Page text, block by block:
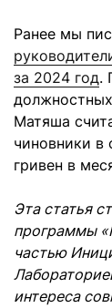
Ранее мы
за 2024 год.
Матяша
чиновники в
гривен в
Эта статья
программы
частью
интереса